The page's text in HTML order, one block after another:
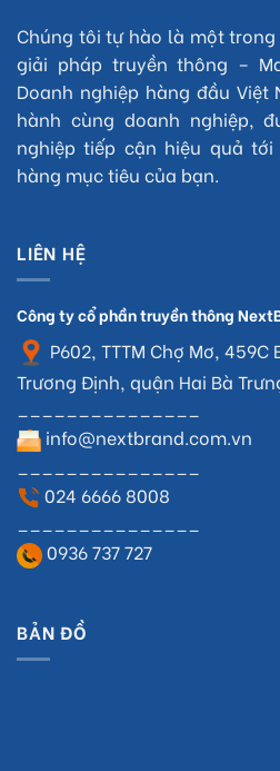
Chúng tôi tự hào là một
giải pháp truyền thông –
Doanh nghiệp hàng đầu Việt
hành cùng doanh nghiệp,
nghiệp tiếp cận hiệu quả
hàng mục tiêu của bạn.
LIÊN HỆ
Công ty cổ phần truyền thông
P602, TTTM Chợ Mơ,
Trương Định, quận Hai Bà
_______________
info@nextbrand.com.vn
_______________
024 6666 8008
_______________
0936 737 727
BẢN ĐỒ